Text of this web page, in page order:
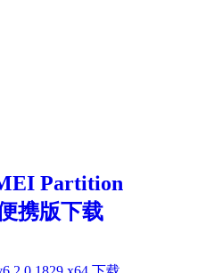
Partition
携版下载